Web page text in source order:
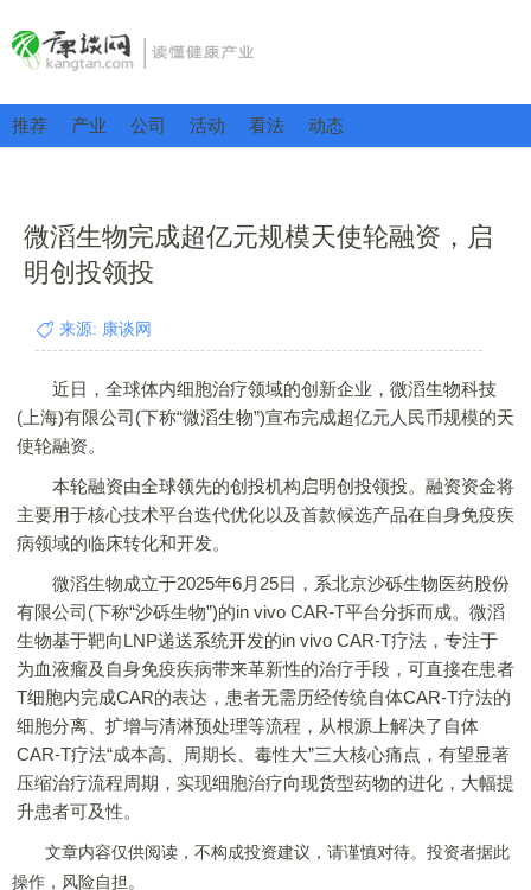
推荐 产业 公司 活动 看法 动态
微滔生物完成超亿元规模天使轮融资，启
明创投领投
来源: 康谈网
近日，全球体内细胞治疗领域的创新企业，微滔生物科技
(上海)有限公司(下称“微滔生物”)宣布完成超亿元人民币规模的天
使轮融资。
本轮融资由全球领先的创投机构启明创投领投。融资资金将
主要用于核心技术平台迭代优化以及首款候选产品在自身免疫疾
病领域的临床转化和开发。
微滔生物成立于2025年6月25日，系北京沙砾生物医药股份
有限公司(下称“沙砾生物”)的in vivo CAR-T平台分拆而成。微滔
生物基于靶向LNP递送系统开发的in vivo CAR-T疗法，专注于
为血液瘤及自身免疫疾病带来革新性的治疗手段，可直接在患者
T细胞内完成CAR的表达，患者无需历经传统自体CAR-T疗法的
细胞分离、扩增与清淋预处理等流程，从根源上解决了自体
CAR-T疗法“成本高、周期长、毒性大”三大核心痛点，有望显著
压缩治疗流程周期，实现细胞治疗向现货型药物的进化，大幅提
升患者可及性。
文章内容仅供阅读，不构成投资建议，请谨慎对待。投资者据此
操作，风险自担。